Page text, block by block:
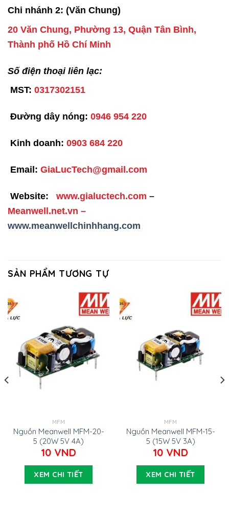
Chi nhánh 2: (Văn Chung)
20 Văn Chung, Phường 13, Quận Tân Bình,
Thành phố Hồ Chí Minh
Số điện thoại liên lạc:
MST: 0317302151
Đường dây nóng: 0946 954 220
Kinh doanh: 0903 684 220
Email: GiaLucTech@gmail.com
Website: www.gialuctech.com –
Meanwell.net.vn –
www.meanwellchinhhang.com
SẢN PHẨM TƯƠNG TỰ
MFM
Nguồn Meanwell MFM-20-
5 (20W 5V 4A)
10 VND
XEM CHI TIẾT
MFM
Nguồn Meanwell MFM-15-
5 (15W 5V 3A)
10 VND
XEM CHI TIẾT